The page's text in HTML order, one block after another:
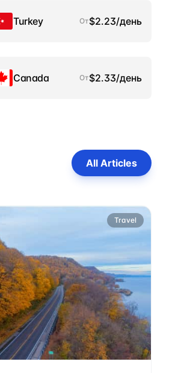
Turkey От$2.23/день
Canada От$2.33/день
All Articles
Travel